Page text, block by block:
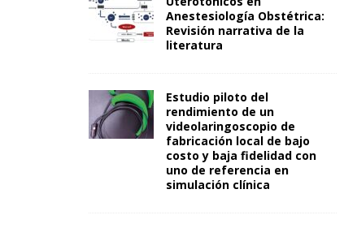
Anestesiología Obstétrica:
Revisión narrativa de la
literatura
Estudio piloto del
rendimiento de un
videolaringoscopio de
fabricación local de bajo
costo y baja fidelidad con
uno de referencia en
simulación clínica